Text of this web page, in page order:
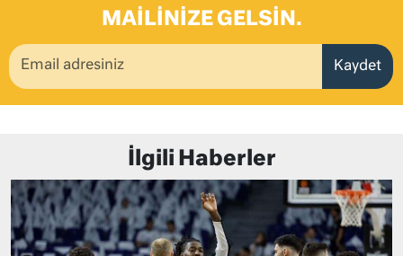
MAILINIZE GELSIN.
Kaydet
İlgili Haberler